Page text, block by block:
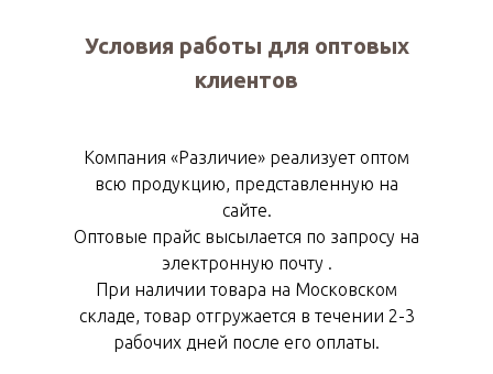
Условия работы для оптовых
клиентов
Компания «Различие» реализует оптом
всю продукцию, представленную на
сайте.
Оптовые прайс высылается по запросу на
электронную почту .
При наличии товара на Московском
складе, товар отгружается в течении 2-3
рабочих дней после его оплаты.